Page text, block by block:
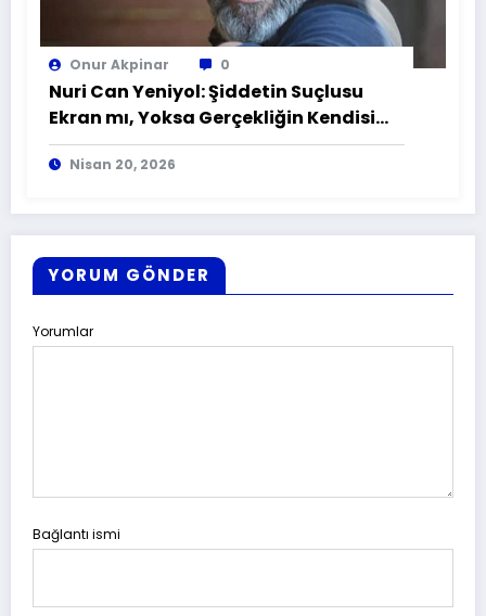
Onur Akpinar 0
Nuri Can Yeniyol: Şiddetin Suçlusu
Ekran mı, Yoksa Gerçekliğin Kendisi
mi?
Nisan 20, 2026
YORUM GÖNDER
Yorumlar
Bağlantı ismi